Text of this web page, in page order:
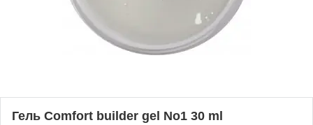
Гель Comfort builder gel No1 30 ml